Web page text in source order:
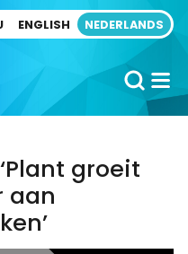
ENGLISH NEDERLANDS
groeit
aan